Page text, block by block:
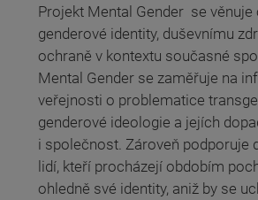
Projekt Mental Gender se věnuje
genderové identity, duševnímu
ochraně v kontextu současné
Mental Gender se zaměřuje na
veřejnosti o problematice
genderové ideologie a jejích
i společnost. Zároveň podporuje
lidí, kteří procházejí obdobím
ohledně své identity, aniž by se